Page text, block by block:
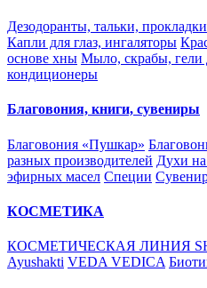
Дезодоранты, тальки, прокладки
Капли для глаз, ингаляторы
основе хны Мыло, скрабы, гели
кондиционеры
Благовония, книги, сувениры
Благовония «Пушкар»
разных производителей Духи
эфирных масел Специи
КОСМЕТИКА
КОСМЕТИЧЕСКАЯ ЛИНИЯ
Ayushakti VEDA VEDICA